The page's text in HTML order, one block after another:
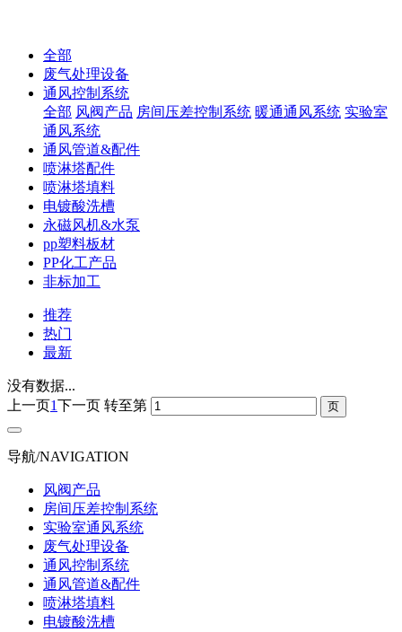
全部
废气处理设备
通风控制系统
全部 风阀产品 房间压差控制系统 暖通通风系统 实验室
通风系统
通风管道&配件
喷淋塔配件
喷淋塔填料
电镀酸洗槽
永磁风机&水泵
pp塑料板材
PP化工产品
非标加工
推荐
热门
最新
没有数据...
上一页1下一页 转至第
导航/NAVIGATION
风阀产品
房间压差控制系统
实验室通风系统
废气处理设备
通风控制系统
通风管道&配件
喷淋塔填料
电镀酸洗槽